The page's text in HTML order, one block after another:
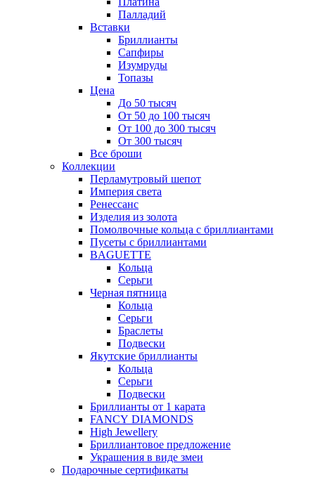
Палладий
Вставки
Бриллианты
Сапфиры
Изумруды
Топазы
Цена
До 50 тысяч
От 50 до 100 тысяч
От 100 до 300 тысяч
От 300 тысяч
Все броши
Коллекции
Перламутровый шепот
Империя света
Ренессанс
Изделия из золота
Помолвочные кольца с бриллиантами
Пусеты с бриллиантами
BAGUETTE
Кольца
Серьги
Черная пятница
Кольца
Серьги
Браслеты
Подвески
Якутские бриллианты
Кольца
Серьги
Подвески
Бриллианты от 1 карата
FANCY DIAMONDS
High Jewellery
Бриллиантовое предложение
Украшения в виде змеи
Подарочные сертификаты